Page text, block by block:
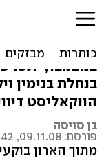
בנובמבר,
בנחלת בנימין
הווקאליסט
בן סויסה
פורסם: 09.11.08, 14:42
מתוך הארון